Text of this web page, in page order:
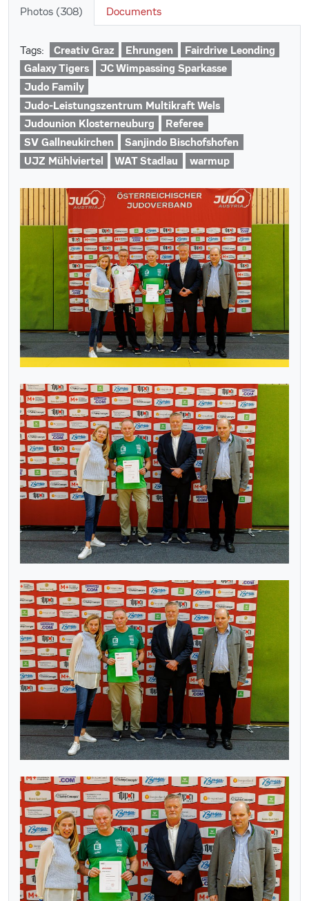
Photos (308) Documents
Tags: Creativ Graz Ehrungen
Fairdrive Leonding
Galaxy Tigers
JC Wimpassing Sparkasse
Judo Family
Judo-Leistungszentrum Multikraft Wels
Judounion Klosterneuburg
Referee
SV Gallneukirchen
Sanjindo Bischofshofen
UJZ Mühlviertel
WAT Stadlau warmup